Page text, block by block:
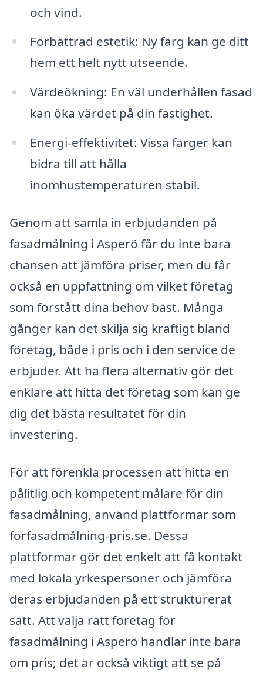
och vind.
Förbättrad estetik: Ny färg kan ge ditt
hem ett helt nytt utseende.
Värdeökning: En väl underhållen fasad
kan öka värdet på din fastighet.
Energi-effektivitet: Vissa färger kan
bidra till att hålla
inomhustemperaturen stabil.
Genom att samla in erbjudanden på
fasadmålning i Asperö får du inte bara
chansen att jämföra priser, men du får
också en uppfattning om vilket företag
som förstått dina behov bäst. Många
gånger kan det skilja sig kraftigt bland
företag, både i pris och i den service de
erbjuder. Att ha flera alternativ gör det
enklare att hitta det företag som kan ge
dig det bästa resultatet för din
investering.
För att förenkla processen att hitta en
pålitlig och kompetent målare för din
fasadmålning, använd plattformar som
förfasadmålning-pris.se. Dessa
plattformar gör det enkelt att få kontakt
med lokala yrkespersoner och jämföra
deras erbjudanden på ett strukturerat
sätt. Att välja rätt företag för
fasadmålning i Asperö handlar inte bara
om pris; det är också viktigt att se på